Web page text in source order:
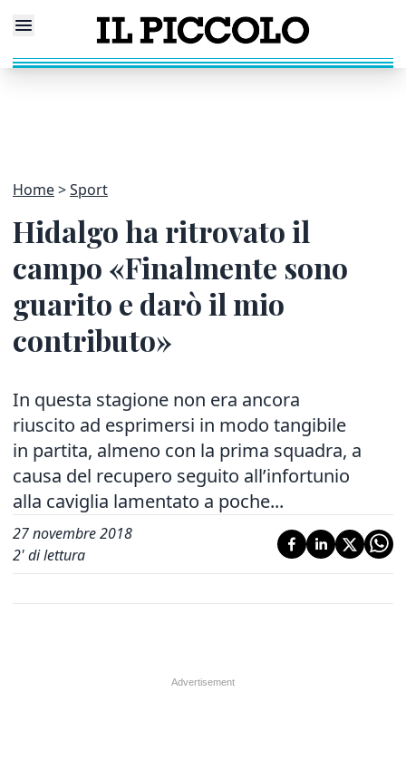
Home Sport
Hidalgo ha ritrovato il
campo «Finalmente sono
guarito e darò il mio
contributo»
In questa stagione non era ancora
riuscito ad esprimersi in modo tangibile
in partita, almeno con la prima squadra, a
causa del recupero seguito all’infortunio
alla caviglia lamentato a poche...
27 novembre 2018
2' di lettura